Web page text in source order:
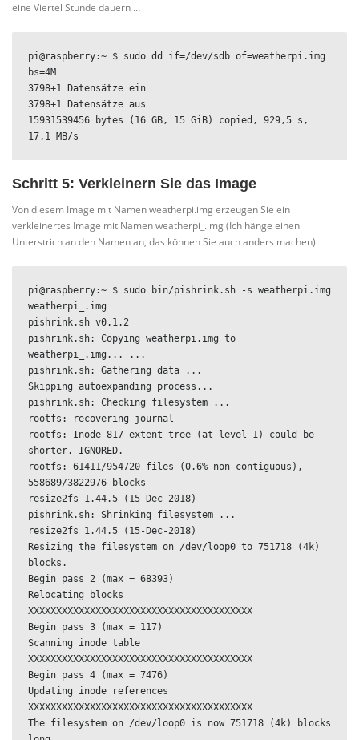
eine Viertel Stunde dauern …
pi@raspberry:~ $ sudo dd if=/dev/sdb of=weatherpi.img
bs=4M
3798+1 Datensätze ein
3798+1 Datensätze aus
15931539456 bytes (16 GB, 15 GiB) copied, 929,5 s,
17,1 MB/s
Schritt 5: Verkleinern Sie das Image
Von diesem Image mit Namen weatherpi.img erzeugen Sie ein
verkleinertes Image mit Namen weatherpi_.img (Ich hänge einen
Unterstrich an den Namen an, das können Sie auch anders machen)
pi@raspberry:~ $ sudo bin/pishrink.sh -s weatherpi.img
weatherpi_.img
pishrink.sh v0.1.2
pishrink.sh: Copying weatherpi.img to
weatherpi_.img... ...
pishrink.sh: Gathering data ...
Skipping autoexpanding process...
pishrink.sh: Checking filesystem ...
rootfs: recovering journal
rootfs: Inode 817 extent tree (at level 1) could be
shorter. IGNORED.
rootfs: 61411/954720 files (0.6% non-contiguous),
558689/3822976 blocks
resize2fs 1.44.5 (15-Dec-2018)
pishrink.sh: Shrinking filesystem ...
resize2fs 1.44.5 (15-Dec-2018)
Resizing the filesystem on /dev/loop0 to 751718 (4k)
blocks.
Begin pass 2 (max = 68393)
Relocating blocks
XXXXXXXXXXXXXXXXXXXXXXXXXXXXXXXXXXXXXXXX
Begin pass 3 (max = 117)
Scanning inode table
XXXXXXXXXXXXXXXXXXXXXXXXXXXXXXXXXXXXXXXX
Begin pass 4 (max = 7476)
Updating inode references
XXXXXXXXXXXXXXXXXXXXXXXXXXXXXXXXXXXXXXXX
The filesystem on /dev/loop0 is now 751718 (4k) blocks